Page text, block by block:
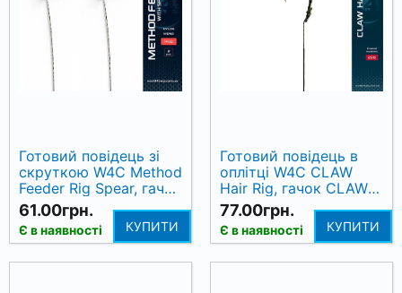
Готовий повідець зі
скруткою W4C Method
Feeder Rig Spear, гачок
Wide Gape № 10
61.00грн.
Є в наявності КУПИТИ
Готовий повідець в
оплітці W4C CLAW
Hair Rig, гачок CLAW
№ 4, 17 см
77.00грн.
Є в наявності КУПИТИ